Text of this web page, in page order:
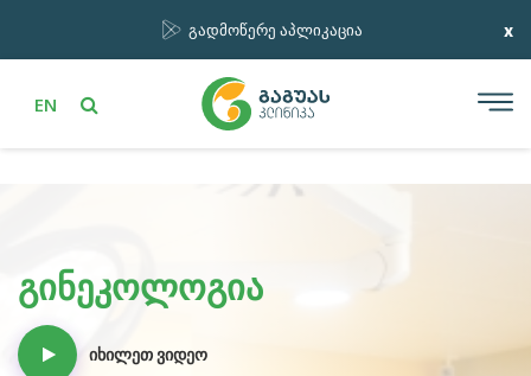
გადმოწერე აპლიკაცია x
EN
გინეკოლოგია
იხილეთ ვიდეო